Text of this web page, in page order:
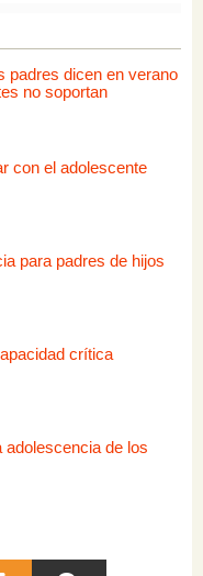
padres dicen en verano
no soportan
con el adolescente
para padres de hijos
crítica
de los